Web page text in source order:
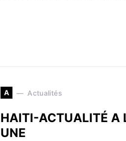
A Actualités
HAITI-ACTUALITÉ A
UNE